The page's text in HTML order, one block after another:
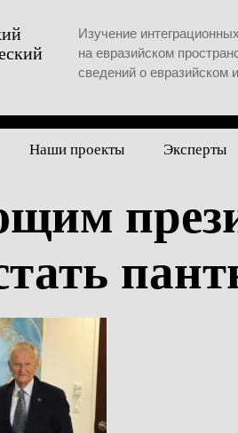
Изучение
на евразийском
сведений о евразийском
Наши проекты Эксперты